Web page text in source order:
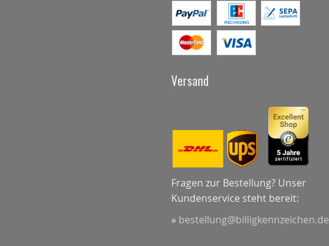
Versand
Fragen zur Bestellung? Unser
Kundenservice steht bereit:
» bestellung@billigkennzeichen.de